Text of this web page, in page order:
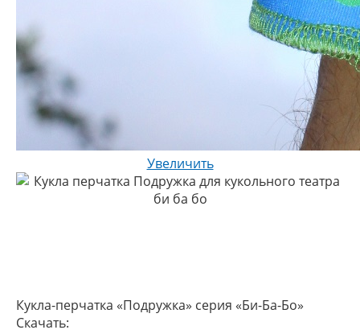
Увеличить
Кукла-перчатка «Подружка» серия «Би-Ба-Бо»
Скачать: